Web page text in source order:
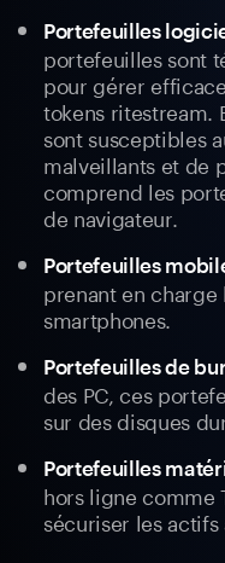
Portefeuilles
portefeuilles sont
pour gérer
tokens ritestream.
sont susceptibles
malveillants et de
comprend les
de navigateur.
Portefeuilles
prenant en charge
smartphones.
Portefeuilles de
des PC, ces
sur des disques
Portefeuilles
hors ligne comme
sécuriser les